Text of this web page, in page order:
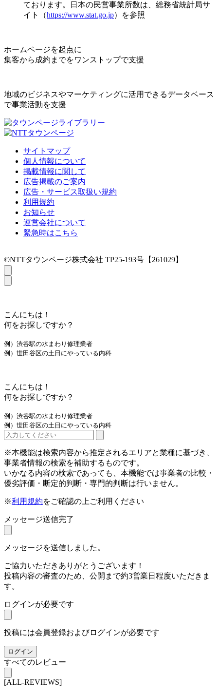
ております。日本の民営事業所数は、総務省統計局サ
イト（https://www.stat.go.jp）を参照
ホームページを起点に
集客から成約までをワンストップで支援
地域のビジネスやマーケティングに活用できるデータベース
で事業活動を支援
サイトマップ
個人情報について
掲載情報に関して
広告掲載のご案内
広告・サービス取扱い規約
利用規約
お知らせ
運営会社について
緊急時はこちら
©NTTタウンページ株式会社 TP25-193号【261029】
こんにちは！
何をお探しですか？
例）渋谷駅の水まわり修理業者
例）世田谷区の土日にやっている内科
こんにちは！
何をお探しですか？
例）渋谷駅の水まわり修理業者
例）世田谷区の土日にやっている内科
※本機能は検索内容から推定されるエリアと業種に基づき、
事業者情報の検索を補助するものです。
いかなる内容の検索であっても、本機能では事業者の比較・
優劣評価・断定的判断・専門的判断は行いません。
※利用規約をご確認の上ご利用ください
メッセージ送信完了
メッセージを送信しました。
ご協力いただきありがとうございます！
投稿内容の審査のため、公開まで約3営業日程度いただきま
す。
ログインが必要です
投稿には会員登録およびログインが必要です
ログイン
すべてのレビュー
[ALL-REVIEWS]